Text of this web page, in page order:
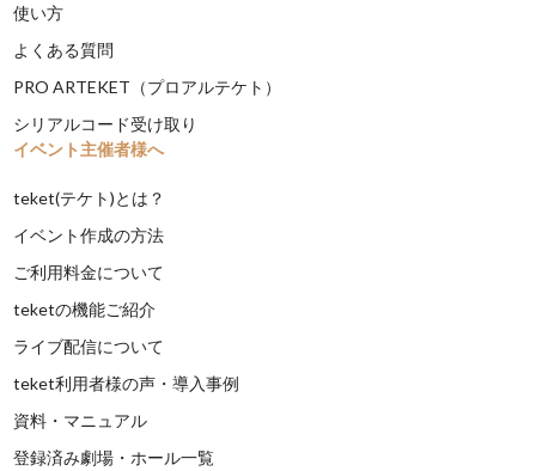
使い方
よくある質問
PRO ARTEKET（プロアルテケト）
シリアルコード受け取り
イベント主催者様へ
teket(テケト)とは？
イベント作成の方法
ご利用料金について
teketの機能ご紹介
ライブ配信について
teket利用者様の声・導入事例
資料・マニュアル
登録済み劇場・ホール一覧